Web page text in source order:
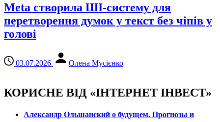
Meta створила ШІ-систему для
перетворення думок у текст без чіпів у
голові
03.07.2026 Олена Мусієнко
КОРИСНЕ ВІД «ІНТЕРНЕТ ІНВЕСТ»
Александр Ольшанский о будущем. Прогнозы и